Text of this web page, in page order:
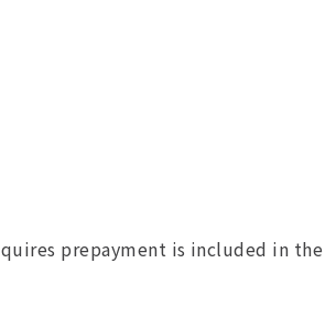
prepayment is included in